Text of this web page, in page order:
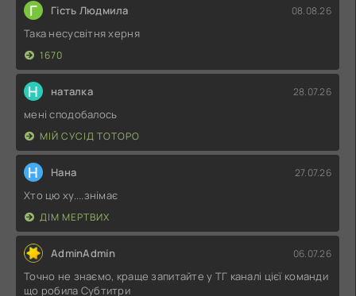
Г Гість Людмила 08.08.26
Така несусвітня херня
1670
Н наталка 28.07.26
мені сподобалось
МІЙ СУСІД ТОТОРО
Н Нана 27.07.26
Хто цю ху....знімає
ДІМ МЕРТВИХ
AdminAdmin 06.07.26
Точно не знаємо, краще запитайте у ТГ каналі цієї команди
що робила Субтитри